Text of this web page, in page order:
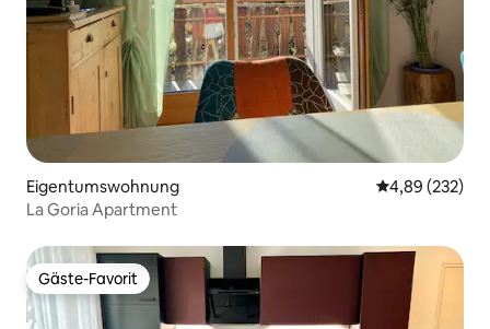
Eigentumswohnung
4,89 (232)
La Goria Apartment
Gäste-Favorit
Gäste-Favorit